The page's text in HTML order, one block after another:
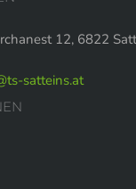
12, 6822
satteins.at